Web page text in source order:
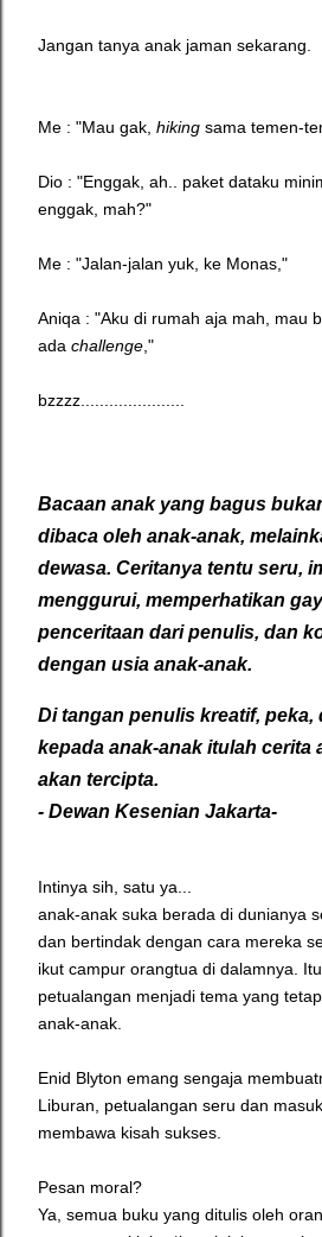
Jangan tanya anak jaman sekarang.
Me : "Mau gak, hiking sama temen-
Dio : "Enggak, ah.. paket dataku
enggak, mah?"
Me : "Jalan-jalan yuk, ke Monas,"
Aniqa : "Aku di rumah aja mah, mau
ada challenge ,"
bzzzz......................
Bacaan anak yang bagus
dibaca oleh anak-anak,
dewasa. Ceritanya tentu seru,
menggurui, memperhatikan
penceritaan dari penulis, dan
dengan usia anak-anak.
Di tangan penulis kreatif, peka,
kepada anak-anak itulah cerita
akan tercipta.
- Dewan Kesenian Jakarta-
Intinya sih, satu ya...
anak-anak suka berada di dunianya
dan bertindak dengan cara mereka
ikut campur orangtua di dalamnya.
petualangan menjadi tema yang
anak-anak.
Enid Blyton emang sengaja
Liburan, petualangan seru dan
membawa kisah sukses.
Pesan moral?
Ya, semua buku yang ditulis oleh